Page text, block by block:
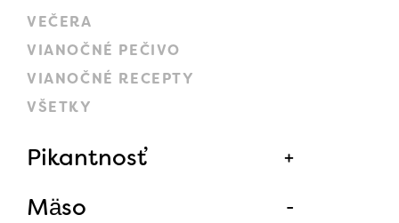
VEČERA
VIANOČNÉ PEČIVO
VIANOČNÉ RECEPTY
VŠETKY
Pikantnosť
Mäso